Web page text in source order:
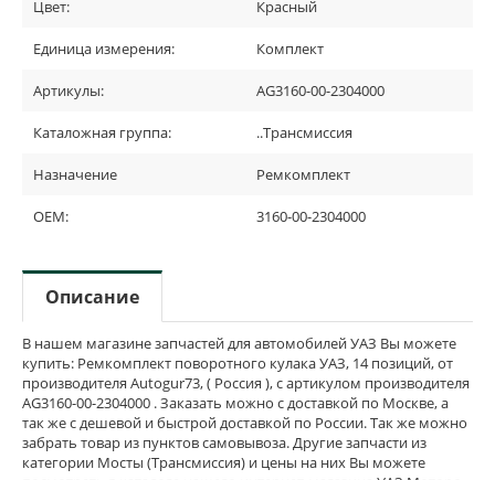
Цвет: Красный
Единица измерения: Комплект
Артикулы: AG3160-00-2304000
Каталожная группа: ..Трансмиссия
Назначение Ремкомплект
OEM: 3160-00-2304000
Описание
В нашем магазине запчастей для автомобилей УАЗ Вы можете
купить: Ремкомплект поворотного кулака УАЗ, 14 позиций, от
производителя Autogur73, ( Россия ), с артикулом производителя
AG3160-00-2304000 . Заказать можно с доставкой по Москве, а
так же с дешевой и быстрой доставкой по России. Так же можно
забрать товар из пунктов самовывоза. Другие запчасти из
категории Мосты (Трансмиссия) и цены на них Вы можете